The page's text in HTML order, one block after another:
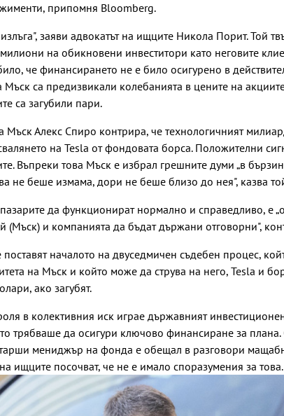
припомня Bloomberg.
заяви адвокатът на ищците Никола Порит. Той
на обикновени инвеститори като неговите
че финансирането не е било осигурено в
Мъск са предизвикали колебанията в цените на
са загубили пари.
Мъск Алекс Спиро контрира, че технологичният
на Tesla от фондовата борса. Положителни
Въпреки това Мъск е избрал грешните думи „в
не беше измама, дори не беше близо до нея", казва
да функционират нормално и справедливо, е
(Мъск) и компанията да бъдат държани отговорни",
поставят началото на двуседмичен съдебен процес,
на Мъск и който може да струва на него, Tesla и
ако загубят.
в колективния иск играе държавният
трябваше да осигури ключово финансиране за плана.
мениджър на фонда е обещал в разговори
ищците посочват, че не е имало споразумения за това.